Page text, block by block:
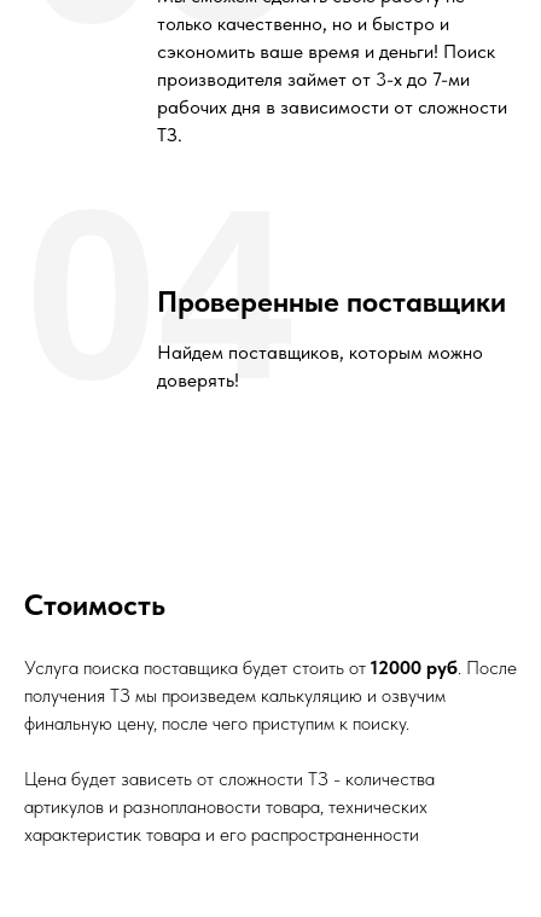
только качественно, но и быстро и
сэкономить ваше время и деньги! Поиск
производителя займет от 3-х до 7-ми
рабочих дня в зависимости от сложности
ТЗ.
Проверенные поставщики
Найдем поставщиков, которым можно
доверять!
04
Стоимость
Услуга поиска поставщика будет стоить от 12000 руб . После
получения ТЗ мы произведем калькуляцию и озвучим
финальную цену, после чего приступим к поиску.
Цена будет зависеть от сложности ТЗ - количества
артикулов и разноплановости товара, технических
характеристик товара и его распространенности